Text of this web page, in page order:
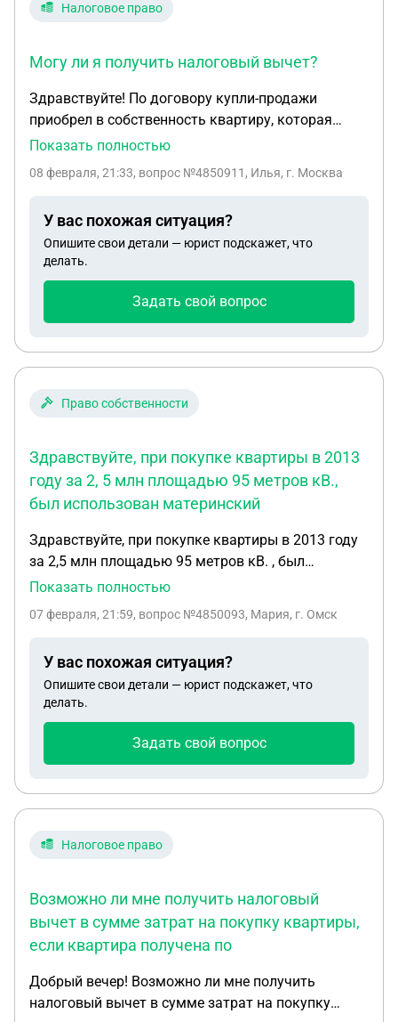
Налоговое право
Могу ли я получить налоговый вычет?
Здравствуйте! По договору купли-продажи
приобрел в собственность квартиру, которая
ранее находилась в общей совместной
отца не является моей родственницей. Договор
я получить налоговый вычет? Жена отца не
является для меня взаимозависимым лицом.
Если мне положен налоговый вычет, то как и на
декларация? Какая сумма для расчета вычета
указана в договоре, или половина стоимости,
Показать полностью
08 февраля, 21:33, вопрос №4850911, Илья, г. Москва
У вас похожая ситуация?
Опишите свои детали — юрист подскажет, что
делать.
Задать свой вопрос
Право собственности
Здравствуйте, при покупке квартиры в 2013
году за 2, 5 млн площадью 95 метров кВ.,
был использован материнский
Здравствуйте, при покупке квартиры в 2013 году
за 2,5 млн площадью 95 метров кВ. , был
использован материнский капитал 500 тыс , и
рамках маткапитала а по 1/5 на двух родителей и
метров( в рамках маткапитала) возможно ли
перераспределить доли детей ( уменьшить их )
сейчас - и сделать их в рамках мат капитала по 7
Показать полностью
07 февраля, 21:59, вопрос №4850093, Мария, г. Омск
У вас похожая ситуация?
Опишите свои детали — юрист подскажет, что
делать.
Задать свой вопрос
Налоговое право
Возможно ли мне получить налоговый
вычет в сумме затрат на покупку квартиры,
если квартира получена по
Добрый вечер! Возможно ли мне получить
налоговый вычет в сумме затрат на покупку